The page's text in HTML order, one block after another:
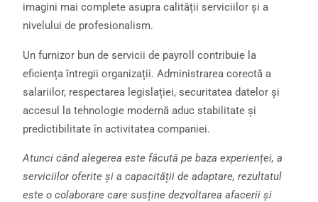
imagini mai complete asupra calității serviciilor și a
nivelului de profesionalism.
Un furnizor bun de servicii de payroll contribuie la
eficiența întregii organizații. Administrarea corectă a
salariilor, respectarea legislației, securitatea datelor și
accesul la tehnologie modernă aduc stabilitate și
predictibilitate în activitatea companiei.
Atunci când alegerea este făcută pe baza experienței, a
serviciilor oferite și a capacității de adaptare, rezultatul
este o colaborare care susține dezvoltarea afacerii și